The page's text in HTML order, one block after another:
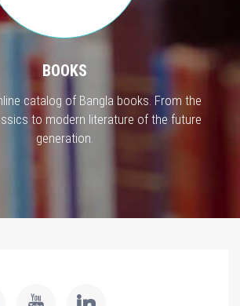
BOOKS
catalog of Bangla books. From the
to modern literature of the future
generation.